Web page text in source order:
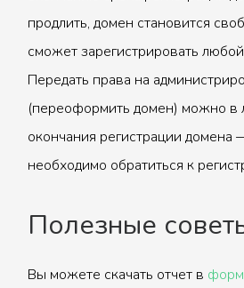
продлить, домен становится
сможет зарегистрировать
Передать права на
(переоформить домен) можно в
окончания регистрации домена
необходимо обратиться к
Полезные
Вы можете скачать отчет в